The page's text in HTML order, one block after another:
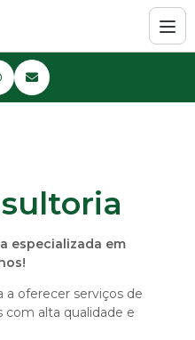
especializada em
oferecer serviços de
com alta qualidade e